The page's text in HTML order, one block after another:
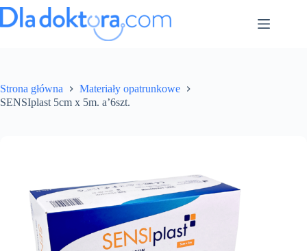
Strona główna
Materiały opatrunkowe
SENSIplast 5cm x 5m. a’6szt.